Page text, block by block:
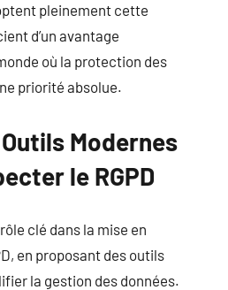
pleinement cette
d’un avantage
où la protection des
priorité absolue.
Modernes
le RGPD
clé dans la mise en
en proposant des outils
la gestion des données.